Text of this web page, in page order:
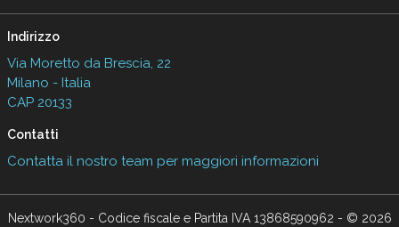
Indirizzo
Via Moretto da Brescia, 22
Milano - Italia
CAP 20133
Contatti
Contatta il nostro team per maggiori informazioni
Nextwork360 - Codice fiscale e Partita IVA 13868590962 - © 2026